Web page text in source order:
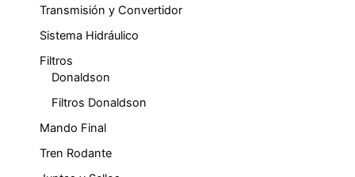
Transmisión y Convertidor
Sistema Hidráulico
Filtros
Donaldson
Filtros Donaldson
Mando Final
Tren Rodante